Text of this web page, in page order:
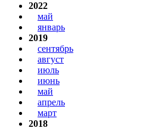
2022
май
январь
2019
сентябрь
август
июль
июнь
май
апрель
март
2018